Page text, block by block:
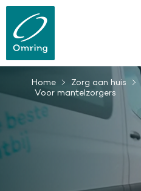
naar
gaan
Kruimelpad
Home Zorg aan huis
Voor mantelzorgers